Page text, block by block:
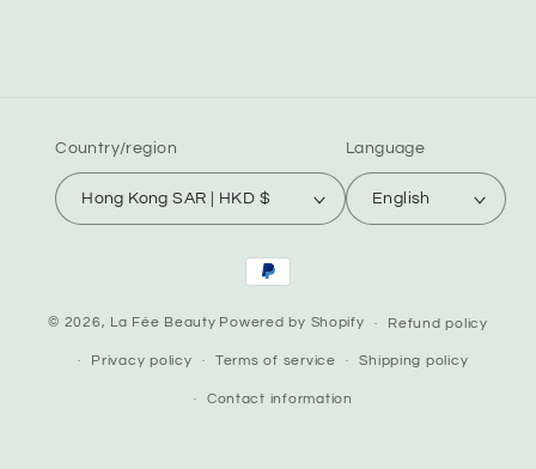
Country/region
Hong Kong SAR | HKD $
Language
English
Payment
methods
© 2026, La Fée Beauty Powered by Shopify Refund policy
Privacy policy Terms of service Shipping policy
Contact information